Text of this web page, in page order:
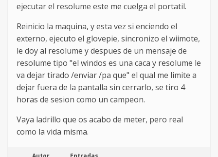
ejecutar el resolume este me cuelga el portatil.
Reinicio la maquina, y esta vez si enciendo el
externo, ejecuto el glovepie, sincronizo el wiimote,
le doy al resolume y despues de un mensaje de
resolume tipo "el windos es una caca y resolume le
va dejar tirado /enviar /pa que" el qual me limite a
dejar fuera de la pantalla sin cerrarlo, se tiro 4
horas de sesion como un campeon.
Vaya ladrillo que os acabo de meter, pero real
como la vida misma.